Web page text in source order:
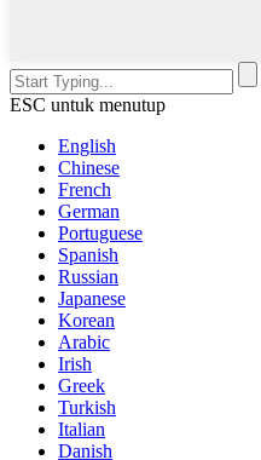
ESC untuk menutup
English
Chinese
French
German
Portuguese
Spanish
Russian
Japanese
Korean
Arabic
Irish
Greek
Turkish
Italian
Danish